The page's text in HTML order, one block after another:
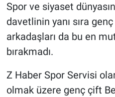
Spor ve siyaset
davetlinin yanı sıra
arkadaşları da bu en
bırakmadı.
Z Haber Spor Servisi
olmak üzere genç çift